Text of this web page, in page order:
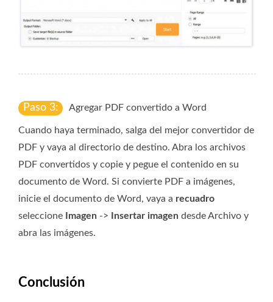
Paso 3: Agregar PDF convertido a Word
Cuando haya terminado, salga del mejor convertidor de
PDF y vaya al directorio de destino. Abra los archivos
PDF convertidos y copie y pegue el contenido en su
documento de Word. Si convierte PDF a imágenes,
inicie el documento de Word, vaya a recuadro
seleccione
Imagen -> Insertar imagen desde Archivo y
abra las imágenes.
Conclusión